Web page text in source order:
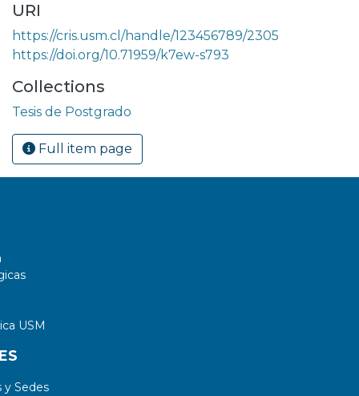
URI
https://cris.usm.cl/handle/123456789/2305
https://doi.org/10.71959/k7ew-s793
Collections
Tesis de Postgrado
Full item page
USM
Sedes